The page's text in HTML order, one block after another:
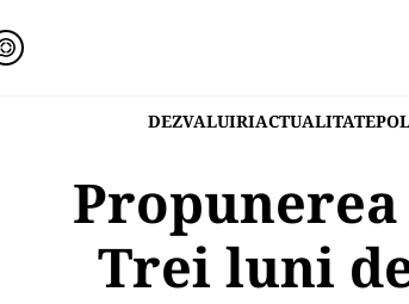
DEZVALUIRIACTUALITATE
Trei luni